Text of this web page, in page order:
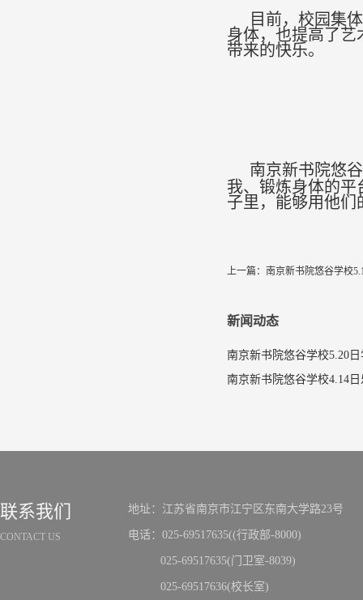
目前，校园集
身体，也提高了艺
带来的快乐。
南京新书院悠
我、锻炼身体的
子里，能够用他们
上一篇： 南京新书院悠谷学校
新闻动态
南京新书院悠谷学校5.20
联系我们
CONTACT US
地址：江苏省南京市江宁区东南大学路23号
电话：025-69517635((行政部-8000)
025-69517635(门卫室-8039)
025-69517636(校长室)